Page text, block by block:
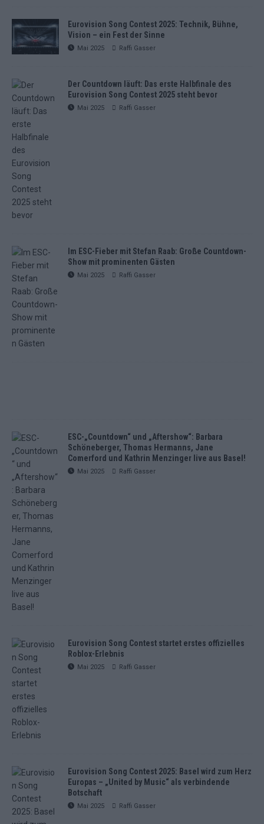
Eurovision Song Contest 2025: Technik, Bühne,
Vision – ein Fest der Sinne
Mai 2025 Raffi Gasser
Der Countdown läuft: Das erste Halbfinale des
Eurovision Song Contest 2025 steht bevor
Mai 2025 Raffi Gasser
Im ESC-Fieber mit Stefan Raab: Große Countdown-
Show mit prominenten Gästen
Mai 2025 Raffi Gasser
ESC-„Countdown“ und „Aftershow“: Barbara
Schöneberger, Thomas Hermanns, Jane
Comerford und Kathrin Menzinger live aus Basel!
Mai 2025 Raffi Gasser
Eurovision Song Contest startet erstes offizielles
Roblox-Erlebnis
Mai 2025 Raffi Gasser
Eurovision Song Contest 2025: Basel wird zum Herz
Europas – „United by Music“ als verbindende
Botschaft
Mai 2025 Raffi Gasser